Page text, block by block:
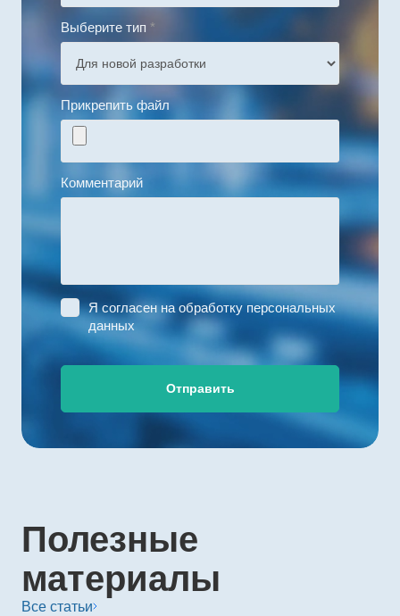
Выберите тип *
Прикрепить файл
Комментарий
Я согласен на обработку персональных
данных
Отправить
Полезные
материалы
Все статьи